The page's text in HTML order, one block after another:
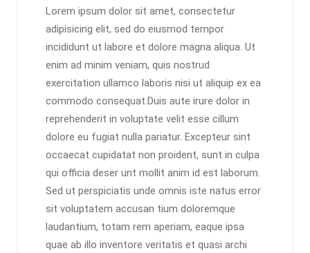
Lorem ipsum dolor sit amet, consectetur
adipisicing elit, sed do eiusmod tempor
incididunt ut labore et dolore magna aliqua. Ut
enim ad minim veniam, quis nostrud
exercitation ullamco laboris nisi ut aliquip ex ea
commodo consequat.Duis aute irure dolor in
reprehenderit in voluptate velit esse cillum
dolore eu fugiat nulla pariatur. Excepteur sint
occaecat cupidatat non proident, sunt in culpa
qui officia deser unt mollit anim id est laborum.
Sed ut perspiciatis unde omnis iste natus error
sit voluptatem accusan tium doloremque
laudantium, totam rem aperiam, eaque ipsa
quae ab illo inventore veritatis et quasi archi